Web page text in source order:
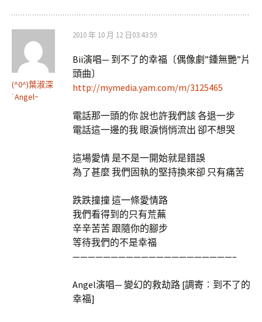
(^0^)葉淑深
˙Angel~
2010 年 10 月 12 日03:43:59
Bii演唱— 到不了的幸福〔偶像劇”鍾無艷”片
頭曲〕
http://mymedia.yam.com/m/3125465
電話那一頭的你 說也許我們該 各退一步
電話這一邊的我 眼淚悄悄流出 卻不想哭
這場愛情 是不是一開始就是錯誤
為了甚麼 我們固執的堅持換來卻 只有痛苦
跌跌撞撞 這一條愛情路
我們看得到的只有荒蕪
辛辛苦苦 跟隨你的腳步
等待我們的不是幸福
—————————————————————–
Angel演唱— 變幻的救劫路 [調寄︰到不了的
幸福]